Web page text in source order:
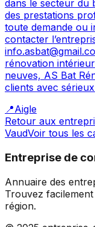
dans le secteur du
des prestations
toute demande ou
contacter
rénovation
neuves, AS Bat
clients avec
📍Aigle
Retour aux
VaudVoir tous les
Entreprise de
Annuaire des
Trouvez
région.